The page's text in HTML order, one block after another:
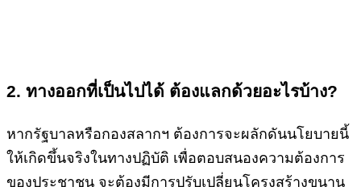
2. ทางออกที่เป็นไปได้ ต้องแลกด้วยอะไรบ้าง?
หากรัฐบาลหรือกองสลากฯ ต้องการจะผลักดันนโยบายนี้
ให้เกิดขึ้นจริงในทางปฏิบัติ เพื่อตอบสนองความต้องการ
ของประชาชน จะต้องมีการปรับเปลี่ยนโครงสร้างขนาน